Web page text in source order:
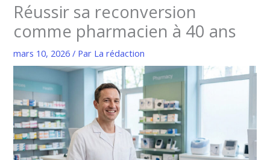
Réussir sa reconversion
comme pharmacien à 40 ans
mars 10, 2026/ Par La rédaction